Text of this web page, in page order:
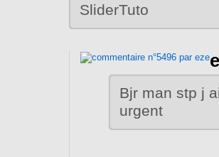
SliderTuto
Bjr man stp j
urgent